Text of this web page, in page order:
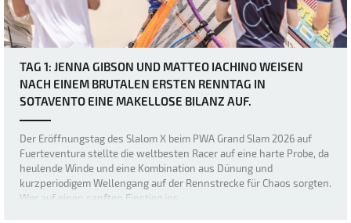
TAG 1: JENNA GIBSON UND MATTEO IACHINO WEISEN
NACH EINEM BRUTALEN ERSTEN RENNTAG IN
SOTAVENTO EINE MAKELLOSE BILANZ AUF.
Der Eröffnungstag des Slalom X beim PWA Grand Slam 2026 auf
Fuerteventura stellte die weltbesten Racer auf eine harte Probe, da
heulende Winde und eine Kombination aus Dünung und
kurzperiodigem Wellengang auf der Rennstrecke für Chaos sorgten.
Wer auf einen sanften Einstieg ins …